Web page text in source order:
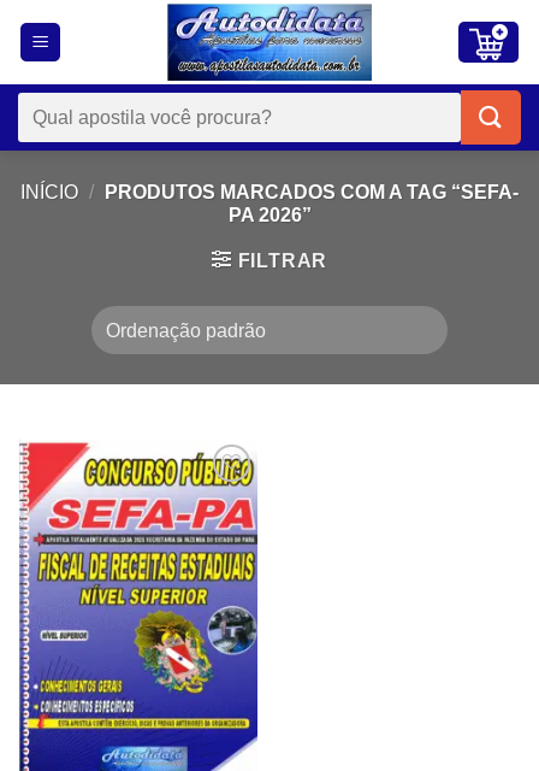
Pesquisar
por:
INÍCIO /
PRODUTOS MARCADOS COM A TAG “SEFA-
PA 2026”
FILTRAR
Add to
wishlist